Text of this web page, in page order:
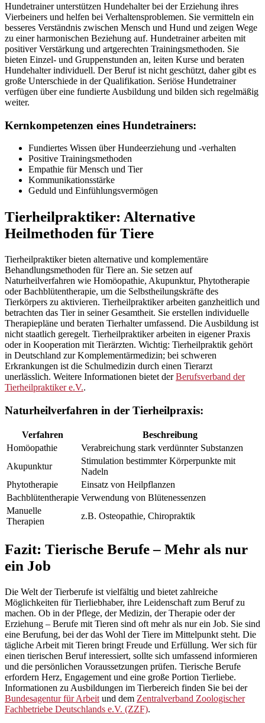
Hundetrainer unterstützen Hundehalter bei der Erziehung ihres
Vierbeiners und helfen bei Verhaltensproblemen. Sie vermitteln ein
besseres Verständnis zwischen Mensch und Hund und zeigen Wege
zu einer harmonischen Beziehung auf. Hundetrainer arbeiten mit
positiver Verstärkung und artgerechten Trainingsmethoden. Sie
bieten Einzel- und Gruppenstunden an, leiten Kurse und beraten
Hundehalter individuell. Der Beruf ist nicht geschützt, daher gibt es
große Unterschiede in der Qualifikation. Seriöse Hundetrainer
verfügen über eine fundierte Ausbildung und bilden sich regelmäßig
weiter.
Kernkompetenzen eines Hundetrainers:
Fundiertes Wissen über Hundeerziehung und -verhalten
Positive Trainingsmethoden
Empathie für Mensch und Tier
Kommunikationsstärke
Geduld und Einfühlungsvermögen
Tierheilpraktiker: Alternative
Heilmethoden für Tiere
Tierheilpraktiker bieten alternative und komplementäre
Behandlungsmethoden für Tiere an. Sie setzen auf
Naturheilverfahren wie Homöopathie, Akupunktur, Phytotherapie
oder Bachblütentherapie, um die Selbstheilungskräfte des
Tierkörpers zu aktivieren. Tierheilpraktiker arbeiten ganzheitlich und
betrachten das Tier in seiner Gesamtheit. Sie erstellen individuelle
Therapiepläne und beraten Tierhalter umfassend. Die Ausbildung ist
nicht staatlich geregelt. Tierheilpraktiker arbeiten in eigener Praxis
oder in Kooperation mit Tierärzten. Wichtig: Tierheilpraktik gehört
in Deutschland zur Komplementärmedizin; bei schweren
Erkrankungen ist die Schulmedizin durch einen Tierarzt
unerlässlich. Weitere Informationen bietet derBerufsverband der
Tierheilpraktiker e.V..
Naturheilverfahren in der Tierheilpraxis:
Verfahren
Beschreibung
Homöopathie
Verabreichung stark verdünnter Substanzen
Akupunktur
Stimulation bestimmter Körperpunkte mit
Nadeln
Phytotherapie
Einsatz von Heilpflanzen
Bachblütentherapie Verwendung von Blütenessenzen
Manuelle
Therapien
z.B. Osteopathie, Chiropraktik
Fazit: Tierische Berufe – Mehr als nur
ein Job
Die Welt der Tierberufe ist vielfältig und bietet zahlreiche
Möglichkeiten für Tierliebhaber, ihre Leidenschaft zum Beruf zu
machen. Ob in der Pflege, der Medizin, der Therapie oder der
Erziehung – Berufe mit Tieren sind oft mehr als nur ein Job. Sie sind
eine Berufung, bei der das Wohl der Tiere im Mittelpunkt steht. Die
tägliche Arbeit mit Tieren bringt Freude und Erfüllung. Wer sich für
einen tierischen Beruf interessiert, sollte sich umfassend informieren
und die persönlichen Voraussetzungen prüfen. Tierische Berufe
erfordern Herz, Engagement und eine große Portion Tierliebe.
Informationen zu Ausbildungen im Tierbereich finden Sie bei der
Bundesagentur für Arbeit und dem Zentralverband Zoologischer
Fachbetriebe Deutschlands e.V. (ZZF).